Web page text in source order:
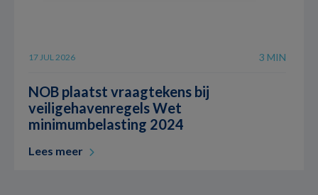
17 JUL 2026 3 MIN
NOB plaatst vraagtekens bij
veiligehavenregels Wet
minimumbelasting 2024
Lees meer